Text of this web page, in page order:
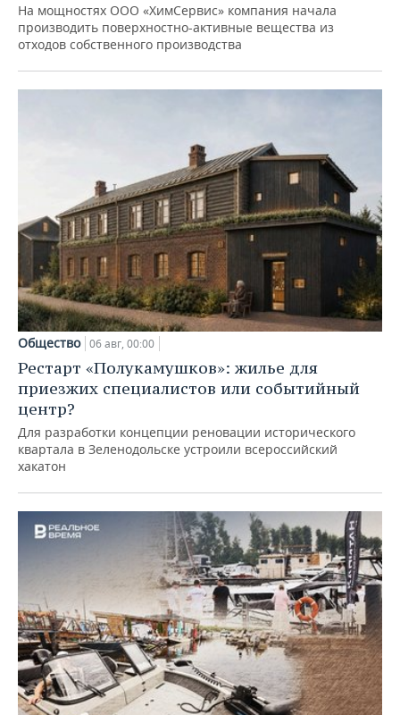
На мощностях ООО «ХимСервис» компания начала
производить поверхностно-активные вещества из
отходов собственного производства
Общество 06 авг, 00:00
Рестарт «Полукамушков»: жилье для
приезжих специалистов или событийный
центр?
Для разработки концепции реновации исторического
квартала в Зеленодольске устроили всероссийский
хакатон